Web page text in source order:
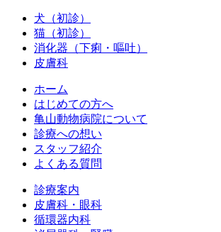
犬（初診）
猫（初診）
消化器（下痢・嘔吐）
皮膚科
ホーム
はじめての方へ
亀山動物病院について
診療への想い
スタッフ紹介
よくある質問
診療案内
皮膚科・眼科
循環器内科